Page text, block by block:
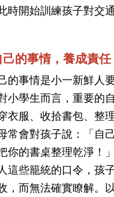
時開始訓練孩子對交
的事情，養成責任
的事情是小一新鮮人
小學生而言，重要的
衣服、收拾書包、整
常會對孩子說：「自
你的書桌整理乾淨！
這些籠統的口令，孩
，而無法確實瞭解。